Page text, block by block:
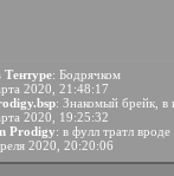
Тентуре: Бодрячком
2020, 21:48:17
: Знакомый брейк, в
2020, 19:25:32
Prodigy: в фулл тратл вроде
2020, 20:20:06